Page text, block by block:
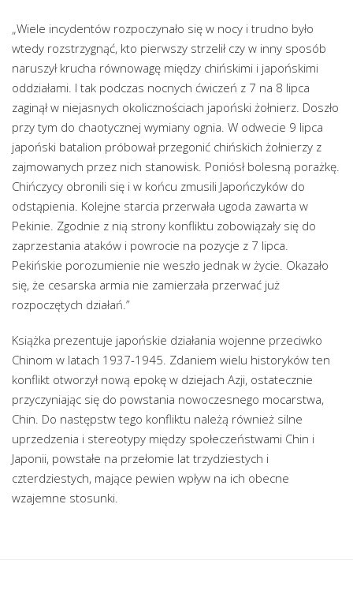
„Wiele incydentów rozpoczynało się w nocy i trudno było
wtedy rozstrzygnąć, kto pierwszy strzelił czy w inny sposób
naruszył krucha równowagę między chińskimi i japońskimi
oddziałami. I tak podczas nocnych ćwiczeń z 7 na 8 lipca
zaginął w niejasnych okolicznościach japoński żołnierz. Doszło
przy tym do chaotycznej wymiany ognia. W odwecie 9 lipca
japoński batalion próbował przegonić chińskich żołnierzy z
zajmowanych przez nich stanowisk. Poniósł bolesną porażkę.
Chińczycy obronili się i w końcu zmusili Japończyków do
odstąpienia. Kolejne starcia przerwała ugoda zawarta w
Pekinie. Zgodnie z nią strony konfliktu zobowiązały się do
zaprzestania ataków i powrocie na pozycje z 7 lipca.
Pekińskie porozumienie nie weszło jednak w życie. Okazało
się, że cesarska armia nie zamierzała przerwać już
rozpoczętych działań.”
Książka prezentuje japońskie działania wojenne przeciwko
Chinom w latach 1937-1945. Zdaniem wielu historyków ten
konflikt otworzył nową epokę w dziejach Azji, ostatecznie
przyczyniając się do powstania nowoczesnego mocarstwa,
Chin. Do następstw tego konfliktu należą również silne
uprzedzenia i stereotypy między społeczeństwami Chin i
Japonii, powstałe na przełomie lat trzydziestych i
czterdziestych, mające pewien wpływ na ich obecne
wzajemne stosunki.